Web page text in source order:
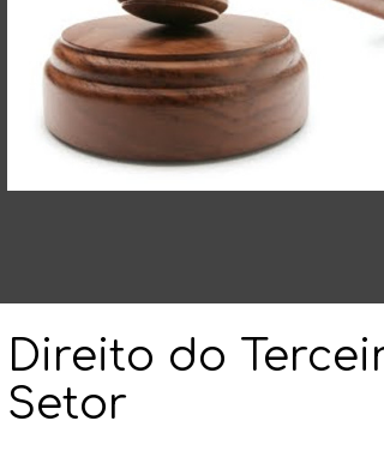
Direito do
Setor